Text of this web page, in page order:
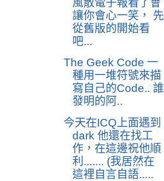
風散電子報看了會
讓你會心一笑， 先
從舊版的開始看
吧...
The Geek Code 一
種用一堆符號來描
寫自己的Code.. 誰
發明的阿..
今天在ICQ上面遇到
dark 他還在找工
作，在這邊祝他順
利....... (我居然在
這裡自言自語.....